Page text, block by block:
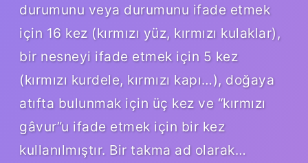
durumunu veya durumunu ifade etmek
için 16 kez (kırmızı yüz, kırmızı kulaklar),
bir nesneyi ifade etmek için 5 kez
(kırmızı kurdele, kırmızı kapı…), doğaya
atıfta bulunmak için üç kez ve “kırmızı
gâvur”u ifade etmek için bir kez
kullanılmıştır. Bir takma ad olarak…